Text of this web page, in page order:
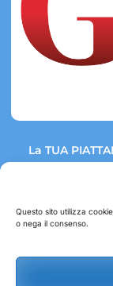
Questo sito utilizza
o nega il consenso.
La TUA
Link